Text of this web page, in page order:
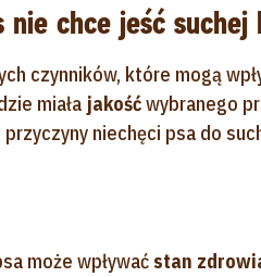
nie chce jeść suchej
czynników, które mogą
miała jakośćwybranego
niechęci psa do
może wpływaćstan